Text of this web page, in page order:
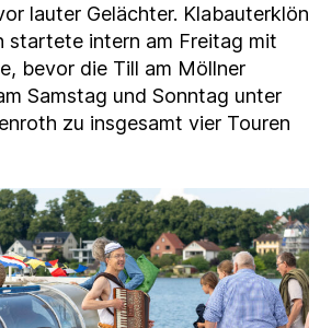
lauter Gelächter. Klabauterklön
startete intern am Freitag mit
bevor die Till am Möllner
Samstag und Sonntag unter
zu insgesamt vier Touren